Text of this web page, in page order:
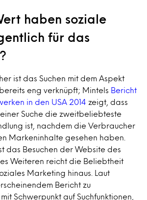
haben soziale
für das
ist das Suchen mit dem Aspekt
eng verknüpft; Mintels Bericht
in den USA 2014 zeigt, dass
Suche die zweitbeliebteste
ist, nachdem die Verbraucher
Markeninhalte gesehen haben.
das Besuchen der Website des
Weiteren reicht die Beliebtheit
Marketing hinaus. Laut
Bericht zu
Schwerpunkt auf Suchfunktionen,